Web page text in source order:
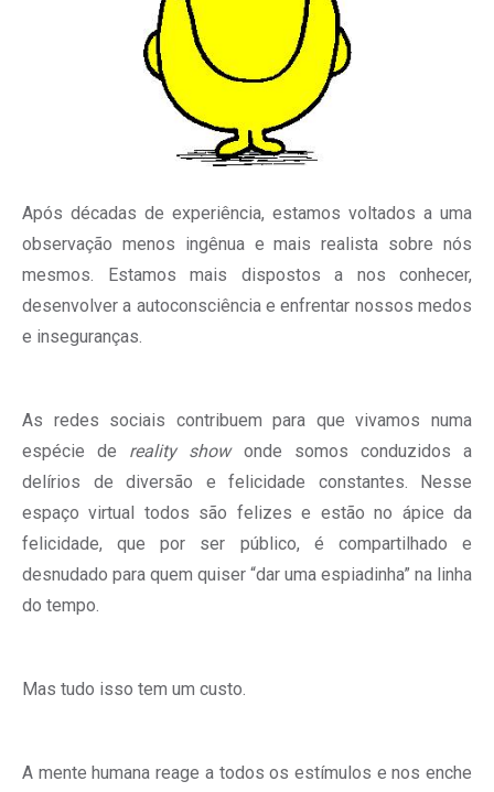
Após décadas de experiência, estamos voltados a uma
observação menos ingênua e mais realista sobre nós
mesmos. Estamos mais dispostos a nos conhecer,
desenvolver a autoconsciência e enfrentar nossos medos
e inseguranças.
As redes sociais contribuem para que vivamos numa
espécie de reality show onde somos conduzidos a
delírios de diversão e felicidade constantes. Nesse
espaço virtual todos são felizes e estão no ápice da
felicidade, que por ser público, é compartilhado e
desnudado para quem quiser “dar uma espiadinha” na linha
do tempo.
Mas tudo isso tem um custo.
A mente humana reage a todos os estímulos e nos enche